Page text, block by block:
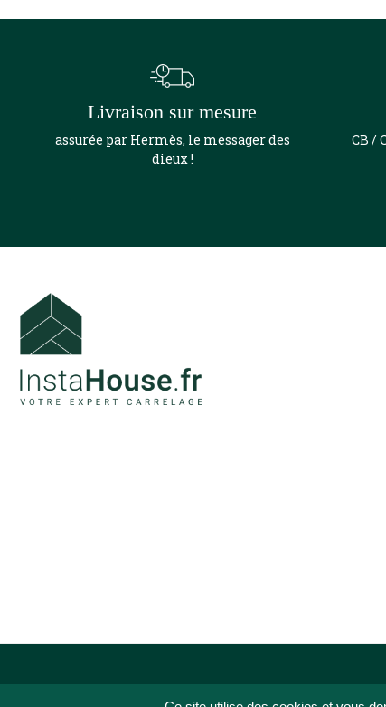
Livraison sur mesure
assurée par Hermès, le messager des
dieux !
CB /